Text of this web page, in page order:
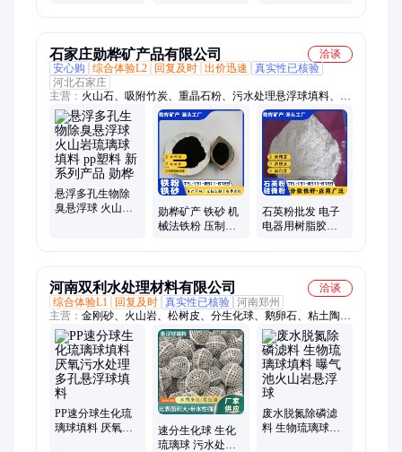
石家庄勋桦矿产品有限公司
洽谈
安心购
综合体验L2 回复及时 出价迅速
真实性已核验
河北石家庄
主营： 火山石、吸附竹炭、重晶石粉、污水处理悬浮球填料、火
山石板、萤石、铁粉、石英砂、硅藻土、氧化镁、松树皮、木
粉、玻璃块、氧化钙、高强无收缩灌浆料、火山石粉、陶粒、云
母
悬浮多孔生物除
臭悬浮球 火山岩
勋桦矿产 铁砂 机
械法铁粉 压制性
石英粉批发 电子
电器用树脂胶黏
河南双利水处理材料有限公司
洽谈
综合体验L1
回复及时 真实性已核验 河南郑州
主营： 金刚砂、火山岩、松树皮、分生化球、鹅卵石、粘土陶
粒、生物滤料、净化填料、网状填料、除臭生物、生物环保、卵
石滤料、耐磨地坪、填料废水、保质保量、除臭填料、石英砂滤
料、阴离子酰胺、阳离子酰胺、精制石英砂、聚合氯化铝、地坪
成品料、混凝土陶粒、阳离子烯酰胺
PP速分球生化琉
璃球填料 厌氧污
速分生化球 生化
琉璃球 污水处理
废水脱氮除磷滤
料 生物琉璃球填